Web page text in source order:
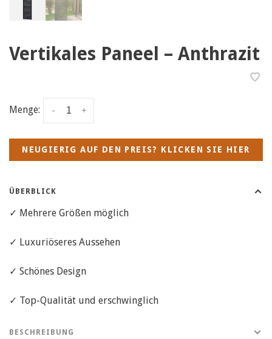
Vertikales Paneel – Anthrazit
Menge: +
-
NEUGIERIG AUF DEN PREIS? KLICKEN SIE HIER
ÜBERBLICK
✓ Mehrere Größen möglich
✓ Luxuriöseres Aussehen
✓ Schönes Design
✓ Top-Qualität und erschwinglich
BESCHREIBUNG